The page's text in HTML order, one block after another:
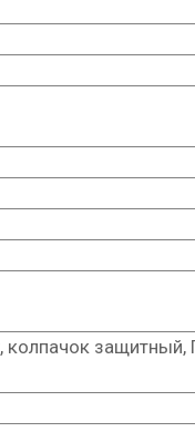
защитный,